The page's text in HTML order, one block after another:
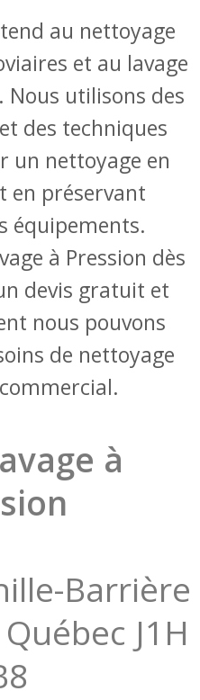
au nettoyage
et au lavage
Nous utilisons des
des techniques
un nettoyage en
en préservant
équipements.
à Pression dès
devis gratuit et
nous pouvons
de nettoyage
à
Barrière
J1H